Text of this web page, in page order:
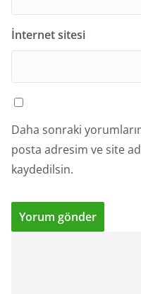
İnternet sitesi
Daha sonraki
posta adresim ve site
kaydedilsin.